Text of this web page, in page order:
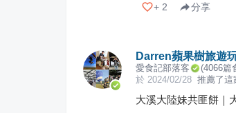
+ 2 分享
Darren蘋果樹旅遊
愛食記部落客 (4066篇
於 2024/02/28 推薦了這
大溪大陸妹共匪餅｜